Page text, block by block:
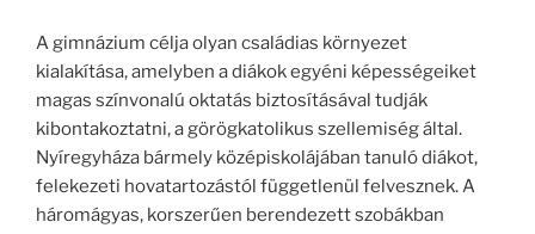
A gimnázium célja olyan családias környezet
kialakítása, amelyben a diákok egyéni képességeiket
magas színvonalú oktatás biztosításával tudják
kibontakoztatni, a görögkatolikus szellemiség által.
Nyíregyháza bármely középiskolájában tanuló diákot,
felekezeti hovatartozástól függetlenül felvesznek. A
háromágyas, korszerűen berendezett szobákban